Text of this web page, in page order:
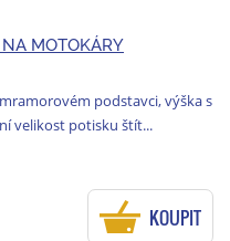
NA MOTOKÁRY
podstavci, výška s
velikost potisku štít...
KOUPIT